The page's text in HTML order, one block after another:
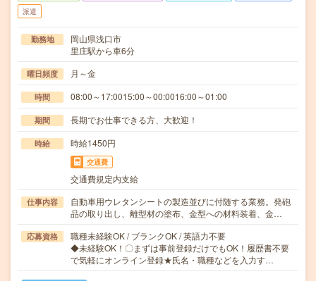
派遣
勤務地
岡山県浅口市
里庄駅から車6分
曜日頻度 月～金
時間 08:00～17:0015:00～00:0016:00～01:00
期間 長期でお仕事できる方、大歓迎！
時給 時給1450円
交通費
交通費規定内支給
仕事内容
自動車用ウレタンシートの製造並びに付随する業務。発砲
品の取り出し、離型材の塗布、金型への材料装着、金…
応募資格
職種未経験OK / ブランクOK / 英語力不要
◆未経験OK！〇まずは事前登録だけでもOK！履歴書不要
で気軽にオンライン登録★氏名・職種などを入力す…